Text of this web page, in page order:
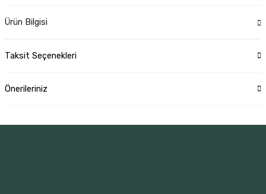
Ürün Bilgisi
Taksit Seçenekleri
Önerileriniz